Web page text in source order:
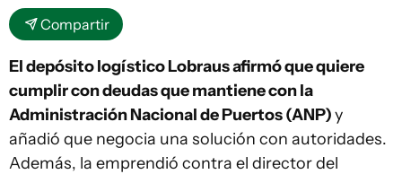
Compartir
El depósito logístico Lobraus afirmó que quiere
cumplir con deudas que mantiene con la
Administración Nacional de Puertos (ANP)y
añadió que negocia una solución con autoridades.
Además, la emprendió contra el director del